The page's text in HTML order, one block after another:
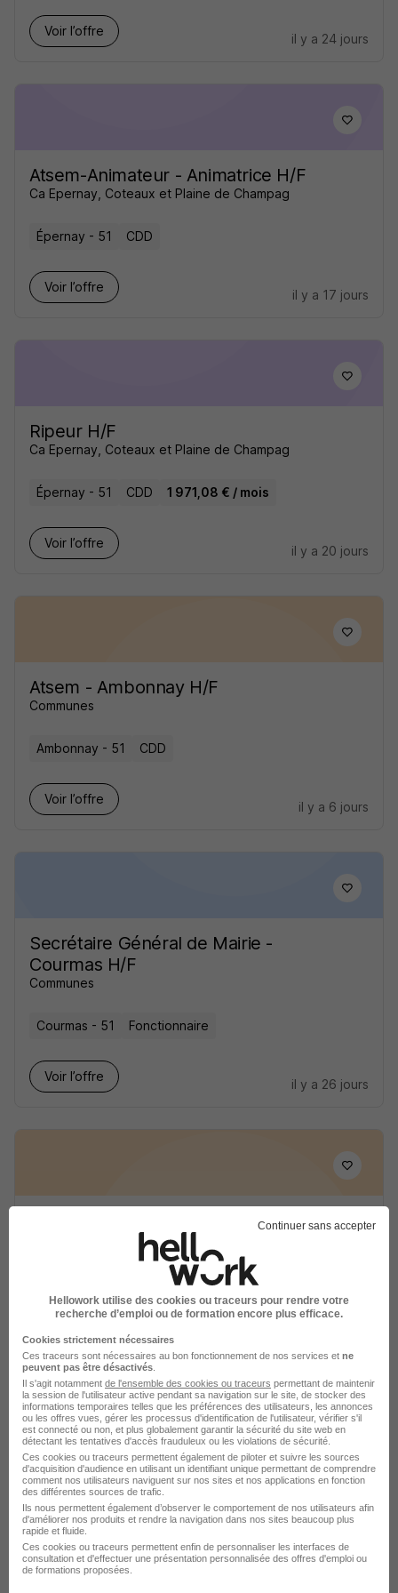
Voir l’offre
il y a 24 jours
Atsem-Animateur - Animatrice H/F
Ca Epernay, Coteaux et Plaine de Champag
Épernay - 51 CDD
Voir l’offre
il y a 17 jours
Ripeur H/F
Ca Epernay, Coteaux et Plaine de Champag
Épernay - 51 CDD 1 971,08 € / mois
Voir l’offre
il y a 20 jours
Atsem - Ambonnay H/F
Communes
Ambonnay - 51 CDD
Voir l’offre
il y a 6 jours
Secrétaire Général de Mairie -
Courmas H/F
Communes
Courmas - 51 Fonctionnaire
Voir l’offre
il y a 26 jours
Service Civique - 51 - Ecole Primaire
Pierlot d'Ay-Champagne Fiche 2 H/F
Academie de Reims
Aÿ-Champagne - 51 CDD
Temps partiel
Voir l’offre
il y a 26 jours
Atsem - Igny-Comblizy H/F
Communes
Continuer sans accepter
Hellowork utilise des cookies ou traceurs pour rendre votre
recherche d’emploi ou de formation encore plus efficace.
Cookies strictement nécessaires
Ces traceurs sont nécessaires au bon fonctionnement de nos services et ne
peuvent pas être désactivés
Il s'agit notamment de l'ensemble des cookies ou traceurs permettant de maintenir
la session de l'utilisateur active pendant sa navigation sur le site, de stocker des
informations temporaires telles que les préférences des utilisateurs, les annonces
ou les offres vues, gérer les processus d'identification de l'utilisateur, vérifier s'il
est connecté ou non, et plus globalement garantir la sécurité du site web en
détectant les tentatives d'accès frauduleux ou les violations de sécurité.
Ces cookies ou traceurs permettent également de piloter et suivre les sources
d'acquisition d'audience en utilisant un identifiant unique permettant de comprendre
comment nos utilisateurs naviguent sur nos sites et nos applications en fonction
des différentes sources de trafic.
Ils nous permettent également d’observer le comportement de nos utilisateurs afin
d'améliorer nos produits et rendre la navigation dans nos sites beaucoup plus
rapide et fluide.
Ces cookies ou traceurs permettent enfin de personnaliser les interfaces de
consultation et d'effectuer une présentation personnalisée des offres d'emploi ou
de formations proposées.